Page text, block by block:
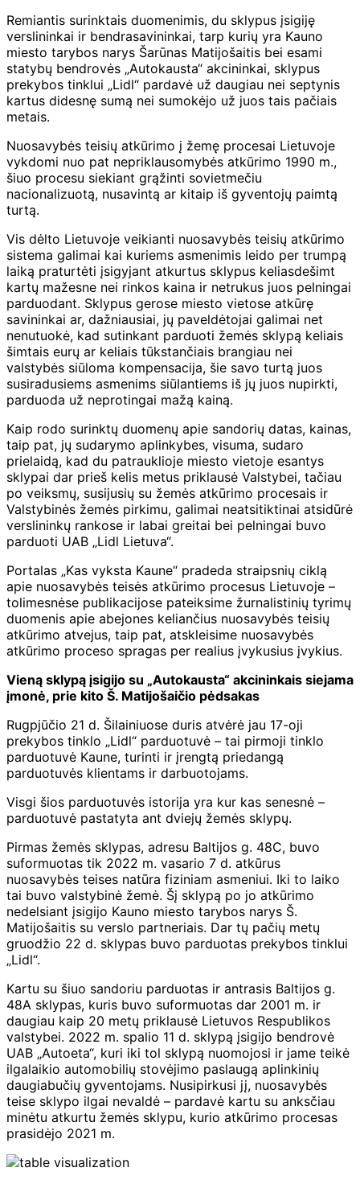
Remiantis surinktais duomenimis, du sklypus įsigiję
verslininkai ir bendrasavininkai, tarp kurių yra Kauno
miesto tarybos narys Šarūnas Matijošaitis bei esami
statybų bendrovės „Autokausta“ akcininkai, sklypus
prekybos tinklui „Lidl“ pardavė už daugiau nei septynis
kartus didesnę sumą nei sumokėjo už juos tais pačiais
metais.
Nuosavybės teisių atkūrimo į žemę procesai Lietuvoje
vykdomi nuo pat nepriklausomybės atkūrimo 1990 m.,
šiuo procesu siekiant grąžinti sovietmečiu
nacionalizuotą, nusavintą ar kitaip iš gyventojų paimtą
turtą.
Vis dėlto Lietuvoje veikianti nuosavybės teisių atkūrimo
sistema galimai kai kuriems asmenimis leido per trumpą
laiką praturtėti įsigyjant atkurtus sklypus keliasdešimt
kartų mažesne nei rinkos kaina ir netrukus juos pelningai
parduodant. Sklypus gerose miesto vietose atkūrę
savininkai ar, dažniausiai, jų paveldėtojai galimai net
nenutuokė, kad sutinkant parduoti žemės sklypą keliais
šimtais eurų ar keliais tūkstančiais brangiau nei
valstybės siūloma kompensacija, šie savo turtą juos
susiradusiems asmenims siūlantiems iš jų juos nupirkti,
parduoda už neprotingai mažą kainą.
Kaip rodo surinktų duomenų apie sandorių datas, kainas,
taip pat, jų sudarymo aplinkybes, visuma, sudaro
prielaidą, kad du patrauklioje miesto vietoje esantys
sklypai dar prieš kelis metus priklausė Valstybei, tačiau
po veiksmų, susijusių su žemės atkūrimo procesais ir
Valstybinės žemės pirkimu, galimai neatsitiktinai atsidūrė
verslininkų rankose ir labai greitai bei pelningai buvo
parduoti UAB „Lidl Lietuva“.
Portalas „Kas vyksta Kaune“ pradeda straipsnių ciklą
apie nuosavybės teisės atkūrimo procesus Lietuvoje –
tolimesnėse publikacijose pateiksime žurnalistinių tyrimų
duomenis apie abejones keliančius nuosavybės teisių
atkūrimo atvejus, taip pat, atskleisime nuosavybės
atkūrimo proceso spragas per realius įvykusius įvykius.
Vieną sklypą įsigijo su „Autokausta“ akcininkais siejama
įmonė, prie kito Š. Matijošaičio pėdsakas
Rugpjūčio 21 d. Šilainiuose duris atvėrė jau 17-oji
prekybos tinklo „Lidl“ parduotuvė – tai pirmoji tinklo
parduotuvė Kaune, turinti ir įrengtą priedangą
parduotuvės klientams ir darbuotojams.
Visgi šios parduotuvės istorija yra kur kas senesnė –
parduotuvė pastatyta ant dviejų žemės sklypų.
Pirmas žemės sklypas, adresu Baltijos g. 48C, buvo
suformuotas tik 2022 m. vasario 7 d. atkūrus
nuosavybės teises natūra fiziniam asmeniui. Iki to laiko
tai buvo valstybinė žemė. Šį sklypą po jo atkūrimo
nedelsiant įsigijo Kauno miesto tarybos narys Š.
Matijošaitis su verslo partneriais. Dar tų pačių metų
gruodžio 22 d. sklypas buvo parduotas prekybos tinklui
„Lidl“.
Kartu su šiuo sandoriu parduotas ir antrasis Baltijos g.
48A sklypas, kuris buvo suformuotas dar 2001 m. ir
daugiau kaip 20 metų priklausė Lietuvos Respublikos
valstybei. 2022 m. spalio 11 d. sklypą įsigijo bendrovė
UAB „Autoeta“, kuri iki tol sklypą nuomojosi ir jame teikė
ilgalaikio automobilių stovėjimo paslaugą aplinkinių
daugiabučių gyventojams. Nusipirkusi jį, nuosavybės
teise sklypo ilgai nevaldė – pardavė kartu su anksčiau
minėtu atkurtu žemės sklypu, kurio atkūrimo procesas
prasidėjo 2021 m.